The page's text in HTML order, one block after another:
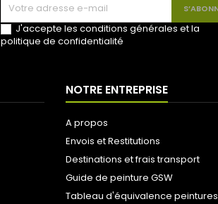
J'accepte les conditions générales et la
politique de confidentialité
NOTRE ENTREPRISE
A propos
Envois et Restitutions
Destinations et frais transport
Guide de peinture GSW
Tableau d'équivalence peintures